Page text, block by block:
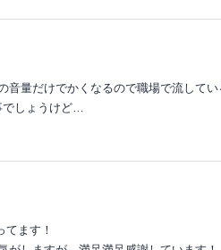
音量だけでかくなるので職場で流してい
でしょうけど…
ます！